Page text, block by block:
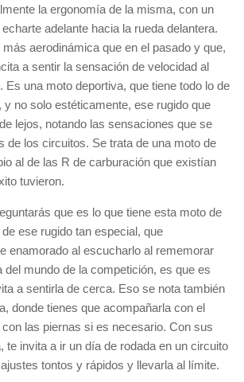
la ergonomía de la misma, con un
adelante hacia la rueda delantera.
aerodinámica que en el pasado y que,
a sentir la sensación de velocidad al
Es una moto deportiva, que tiene todo lo de
y no solo estéticamente, ese rugido que
lejos, notando las sensaciones que se
de los circuitos. Se trata de una moto de
al de las R de carburación que existían
tuvieron.
que es lo que tiene esta moto de
ese rugido tan especial, que
enamorado al escucharlo al rememorar
del mundo de la competición, es que es
a sentirla de cerca. Eso se nota también
donde tienes que acompañarla con el
las piernas si es necesario. Con sus
te invita a ir un día de rodada en un circuito
tontos y rápidos y llevarla al límite.